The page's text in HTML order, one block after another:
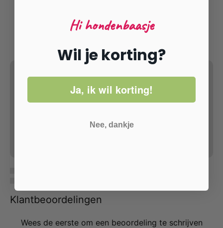
Klantbeoordelingen
Wees de eerste om een beoordeling te schrijven
Hi hondenbaasje
Wil je korting?
Ja, ik wil korting!
Nee, dankje